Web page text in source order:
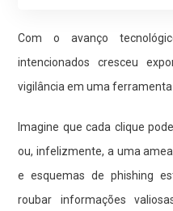
Com o avanço
intencionados cresceu
vigilância em uma ferramenta
Imagine que cada clique
ou, infelizmente, a uma
e esquemas de phishing
roubar informações